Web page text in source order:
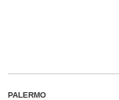
PALERMO